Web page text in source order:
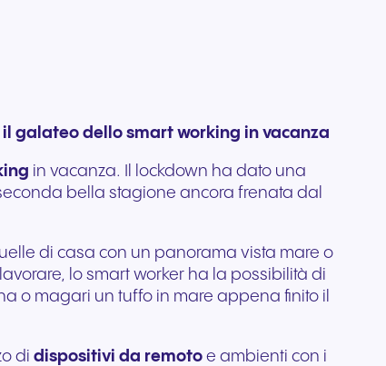
galateo dello smart working in vacanza
in vacanza. Il lockdown ha dato una
bella stagione ancora frenata dal
di casa con un panorama vista mare o
lo smart worker ha la possibilità di
o magari un tuffo in mare appena finito il
di dispositivi da remoto e ambienti con i